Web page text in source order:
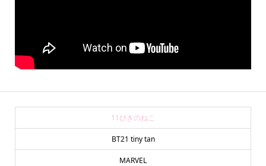
11ぴきのねこ
BT21 tiny tan
MARVEL